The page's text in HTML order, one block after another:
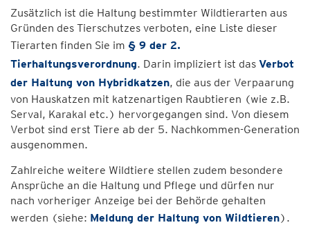
Zusätzlich ist die Haltung bestimmter Wildtierarten aus
Gründen des Tierschutzes verboten, eine Liste dieser
Tierarten finden Sie im § 9 der 2.
Tierhaltungsverordnung. Darin impliziert ist das Verbot
der Haltung von Hybridkatzen, die aus der Verpaarung
von Hauskatzen mit katzenartigen Raubtieren (wie z.B.
Serval, Karakal etc.) hervorgegangen sind. Von diesem
Verbot sind erst Tiere ab der 5. Nachkommen-Generation
ausgenommen.
Zahlreiche weitere Wildtiere stellen zudem besondere
Ansprüche an die Haltung und Pflege und dürfen nur
nach vorheriger Anzeige bei der Behörde gehalten
werden (siehe: Meldung der Haltung von Wildtieren).